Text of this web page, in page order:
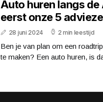
Auto huren langs
eerst onze 5
28 juni 2024 2 min leestijd
Ben je van plan om een
te maken? Een auto huren, is